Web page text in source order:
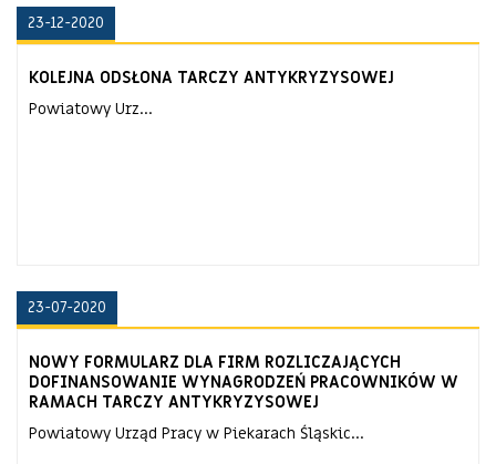
23-12-2020
KOLEJNA ODSŁONA TARCZY ANTYKRYZYSOWEJ
Powiatowy Urz...
23-07-2020
NOWY FORMULARZ DLA FIRM ROZLICZAJĄCYCH
DOFINANSOWANIE WYNAGRODZEŃ PRACOWNIKÓW W
RAMACH TARCZY ANTYKRYZYSOWEJ
Powiatowy Urząd Pracy w Piekarach Śląskic...